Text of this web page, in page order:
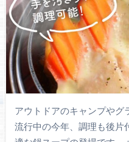
アウトドアのキャンプやグ
流行中の今年、調理も後片